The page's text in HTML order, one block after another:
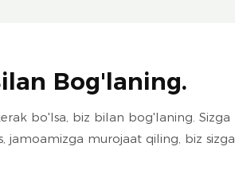
Bog'laning.
bo'lsa, biz bilan bog'laning. Sizga
murojaat qiling, biz sizga